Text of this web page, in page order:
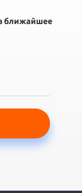
ближайшее